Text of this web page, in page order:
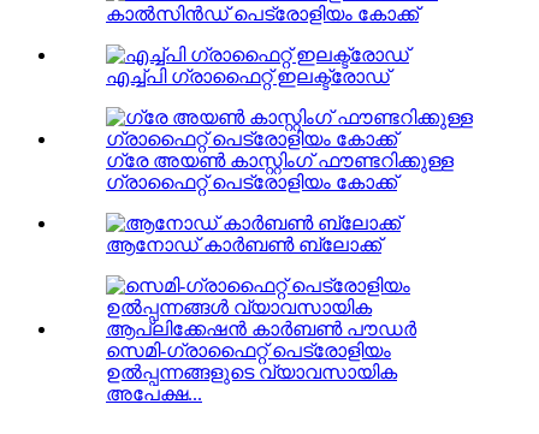
കാൽസിൻഡ് പെട്രോളിയം കോക്ക്
എച്ച്പി ഗ്രാഫൈറ്റ് ഇലക്ട്രോഡ്
ഗ്രേ അയൺ കാസ്റ്റിംഗ് ഫൗണ്ടറിക്കുള്ള
ഗ്രാഫൈറ്റ് പെട്രോളിയം കോക്ക്
ആനോഡ് കാർബൺ ബ്ലോക്ക്
സെമി-ഗ്രാഫൈറ്റ് പെട്രോളിയം
ഉൽപ്പന്നങ്ങളുടെ വ്യാവസായിക
അപേക്ഷ...